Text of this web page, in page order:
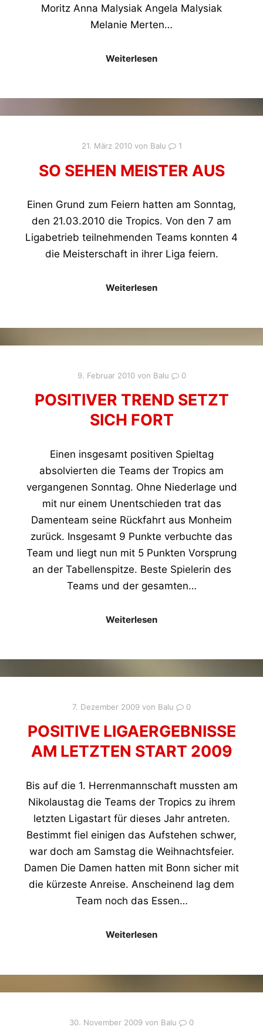
Moritz Anna Malysiak Angela Malysiak
Melanie Merten…
Weiterlesen
21. März 2010von Balu 1
SO SEHEN MEISTER AUS
Einen Grund zum Feiern hatten am Sonntag,
den 21.03.2010 die Tropics. Von den 7 am
Ligabetrieb teilnehmenden Teams konnten 4
die Meisterschaft in ihrer Liga feiern.
Weiterlesen
9. Februar 2010von Balu 0
POSITIVER TREND SETZT
SICH FORT
Einen insgesamt positiven Spieltag
absolvierten die Teams der Tropics am
vergangenen Sonntag. Ohne Niederlage und
mit nur einem Unentschieden trat das
Damenteam seine Rückfahrt aus Monheim
zurück. Insgesamt 9 Punkte verbuchte das
Team und liegt nun mit 5 Punkten Vorsprung
an der Tabellenspitze. Beste Spielerin des
Teams und der gesamten…
Weiterlesen
7. Dezember 2009 von Balu 0
POSITIVE LIGAERGEBNISSE
AM LETZTEN START 2009
Bis auf die 1. Herrenmannschaft mussten am
Nikolaustag die Teams der Tropics zu ihrem
letzten Ligastart für dieses Jahr antreten.
Bestimmt fiel einigen das Aufstehen schwer,
war doch am Samstag die Weihnachtsfeier.
Damen Die Damen hatten mit Bonn sicher mit
die kürzeste Anreise. Anscheinend lag dem
Team noch das Essen…
Weiterlesen
30. November 2009 von Balu 0